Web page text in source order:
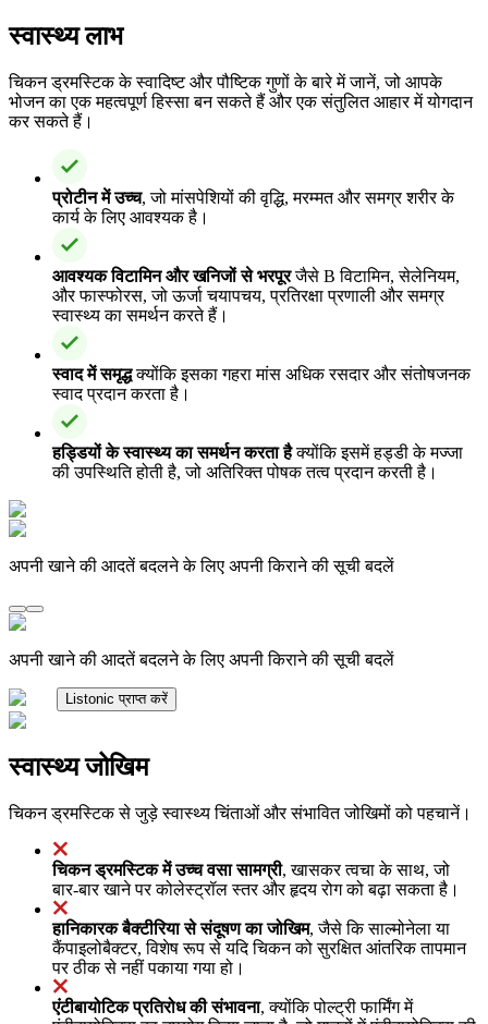
स्वास्थ्य लाभ
चिकन ड्रमस्टिक के स्वादिष्ट और पौष्टिक गुणों के बारे में जानें, जो आपके
भोजन का एक महत्वपूर्ण हिस्सा बन सकते हैं और एक संतुलित आहार में योगदान
कर सकते हैं।
प्रोटीन में उच्च, जो मांसपेशियों की वृद्धि, मरम्मत और समग्र शरीर के
कार्य के लिए आवश्यक है।
आवश्यक विटामिन और खनिजों से भरपूरजैसे B विटामिन, सेलेनियम,
और फास्फोरस, जो ऊर्जा चयापचय, प्रतिरक्षा प्रणाली और समग्र
स्वास्थ्य का समर्थन करते हैं।
स्वाद में समृद्धक्योंकि इसका गहरा मांस अधिक रसदार और संतोषजनक
स्वाद प्रदान करता है।
हड्डियों के स्वास्थ्य का समर्थन करता हैक्योंकि इसमें हड्डी के मज्जा
की उपस्थिति होती है, जो अतिरिक्त पोषक तत्व प्रदान करती है।
अपनी खाने की आदतें बदलने के लिए अपनी किराने की सूची बदलें
अपनी खाने की आदतें बदलने के लिए अपनी किराने की सूची बदलें
Listonic प्राप्त करें
स्वास्थ्य जोखिम
चिकन ड्रमस्टिक से जुड़े स्वास्थ्य चिंताओं और संभावित जोखिमों को पहचानें।
चिकन ड्रमस्टिक में उच्च वसा सामग्री, खासकर त्वचा के साथ, जो
बार-बार खाने पर कोलेस्ट्रॉल स्तर और हृदय रोग को बढ़ा सकता है।
हानिकारक बैक्टीरिया से संदूषण का जोखिम, जैसे कि साल्मोनेला या
कैंपाइलोबैक्टर, विशेष रूप से यदि चिकन को सुरक्षित आंतरिक तापमान
पर ठीक से नहीं पकाया गया हो।
एंटीबायोटिक प्रतिरोध की संभावना, क्योंकि पोल्ट्री फार्मिंग में